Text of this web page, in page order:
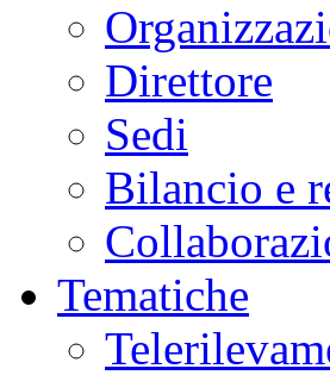
Direttore
Sedi
Bilancio e
Tematiche